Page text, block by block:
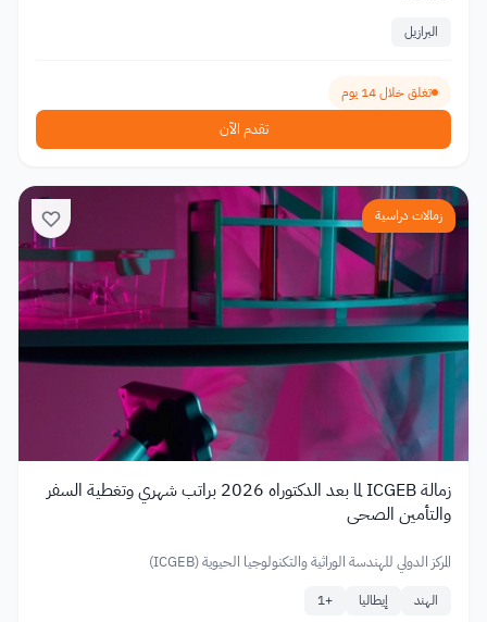
البرازيل
تغلق خلال 14 يوم
تقدم الآن
زمالات دراسية
زمالة ICGEB لما بعد الدكتوراه 2026 براتب شهري وتغطية السفر
والتأمين الصحي
المركز الدولي للهندسة الوراثية والتكنولوجيا الحيوية (ICGEB)
الهند إيطاليا +
1